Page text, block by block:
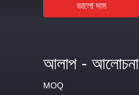
ভালো দাম
আলাপ - আলোচনা
MOQ